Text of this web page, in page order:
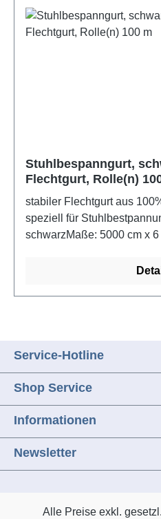
Stuhlbespanngurt,
Flechtgurt, Rolle(n)
stabiler Flechtgurt aus
speziell für
schwarzMaße: 5000 cm x 6
Service-Hotline
Shop Service
Informationen
Newsletter
Alle Preise exkl.